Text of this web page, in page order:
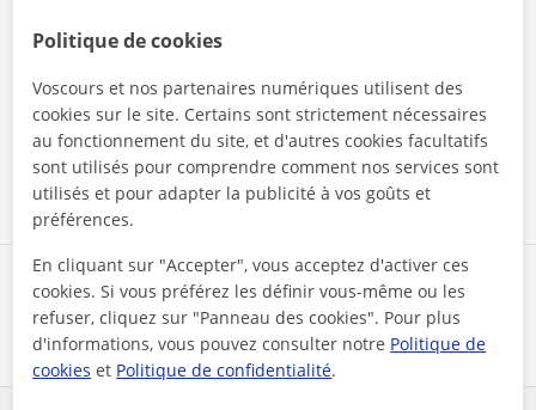
Partagez ce professeur
mentions légales et deconfidentialité
Contacter maintenant
Politique de cookies
Voscours et nos partenaires numériques utilisent des
cookies sur le site. Certains sont strictement nécessaires
au fonctionnement du site, et d'autres cookies facultatifs
sont utilisés pour comprendre comment nos services sont
utilisés et pour adapter la publicité à vos goûts et
préférences.
En cliquant sur "Accepter", vous acceptez d'activer ces
cookies. Si vous préférez les définir vous-même ou les
refuser, cliquez sur "Panneau des cookies". Pour plus
d'informations, vous pouvez consulter notre Politique de
cookies et Politique de confidentialité.